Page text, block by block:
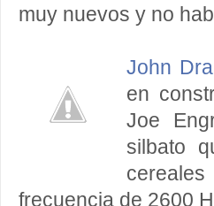
muy nuevos y no
John
en
Joe
silbato
frecuencia de 2600